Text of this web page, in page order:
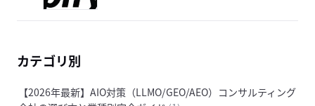
カテゴリ別
【2026年最新】AIO対策（LLMO/GEO/AEO）コンサルティング